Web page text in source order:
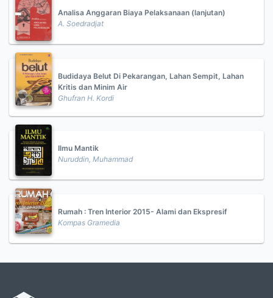
Analisa Anggaran Biaya Pelaksanaan (lanjutan)
A. Soedradjat
Budidaya Belut Di Pekarangan, Lahan Sempit, Lahan
Kritis dan Minim Air
Ghufran H. Kordi
Ilmu Mantik
Nuruddin, Muhammad
Rumah : Tren Interior 2015- Alami dan Ekspresif
Kompas Gramedia